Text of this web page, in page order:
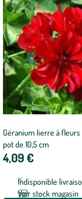
Géranium lierre à
pot de 10,5 cm
4,09 €
Indisponible
Voir stock magasin